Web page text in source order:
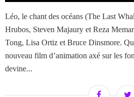
Léo, le chant des océans (The Last
Hrubos, Steven Majaury et Reza
Tong, Lisa Ortiz et Bruce Dinsmore.
nouveau film d’animation axé sur les
devine...